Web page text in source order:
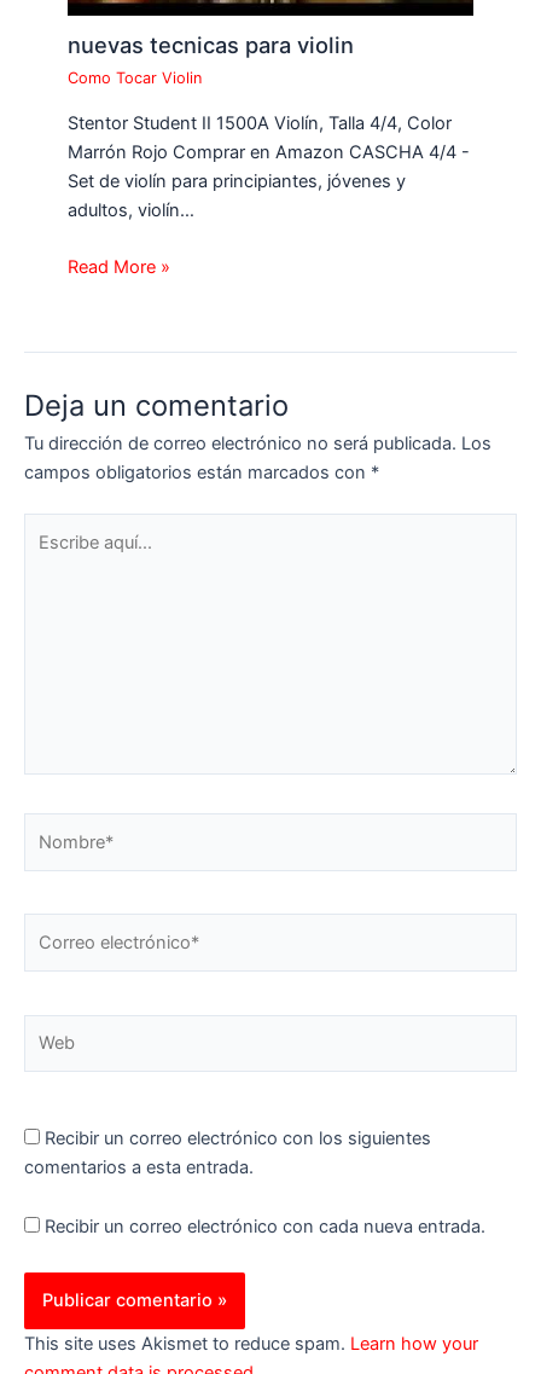
nuevas tecnicas para violin
Como Tocar Violin
Stentor Student II 1500A Violín, Talla 4/4, Color
Marrón Rojo Comprar en Amazon CASCHA 4/4 -
Set de violín para principiantes, jóvenes y
adultos, violín…
Read More »
Deja un comentario
Tu dirección de correo electrónico no será publicada. Los
campos obligatorios están marcados con *
aquí...
electrónico*
Recibir un correo electrónico con los siguientes
comentarios a esta entrada.
Recibir un correo electrónico con cada nueva entrada.
This site uses Akismet to reduce spam. Learn how your